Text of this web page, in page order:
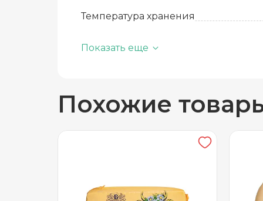
Температура хранения
Жирность, %
Показать еще
Похожие